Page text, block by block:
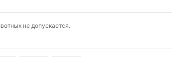
не допускается.